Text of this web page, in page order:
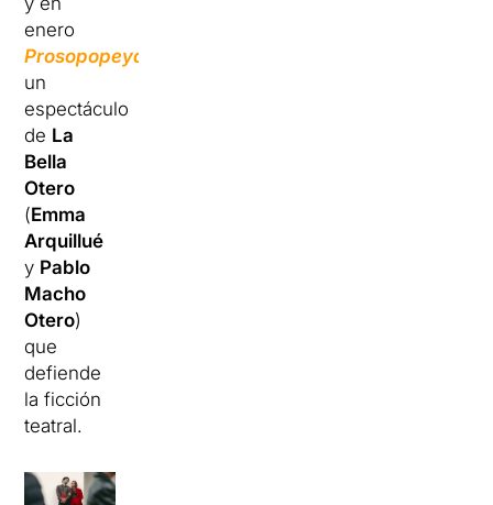
enero
Prosopopeya
un
espectáculo
de La
Bella
Otero
(Emma
Arquillué
y Pablo
Macho
Otero)
que
defiende
la ficción
teatral.